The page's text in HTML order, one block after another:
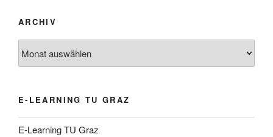
ARCHIV
E-LEARNING TU GRAZ
E-Learning TU Graz